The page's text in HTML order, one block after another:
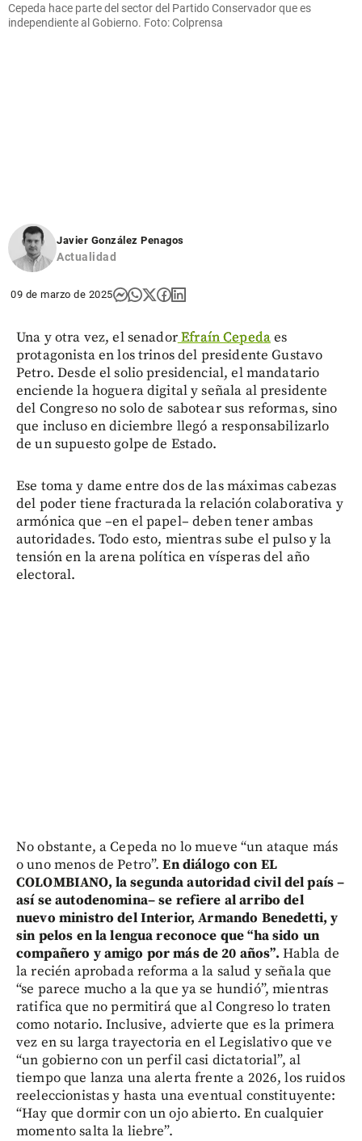
Cepeda hace parte del sector del Partido Conservador que es
independiente al Gobierno. Foto: Colprensa
Javier González Penagos
Actualidad
09 de marzo de 2025
Una y otra vez, el senadorEfraín Cepedaes
protagonista en los trinos del presidente Gustavo
Petro. Desde el solio presidencial, el mandatario
enciende la hoguera digital y señala al presidente
del Congreso no solo de sabotear sus reformas, sino
que incluso en diciembre llegó a responsabilizarlo
de un supuesto golpe de Estado.
Ese toma y dame entre dos de las máximas cabezas
del poder tiene fracturada la relación colaborativa y
armónica que –en el papel– deben tener ambas
autoridades. Todo esto, mientras sube el pulso y la
tensión en la arena política en vísperas del año
electoral.
No obstante, a Cepeda no lo mueve “un ataque más
o uno menos de Petro”.En diálogo con EL
COLOMBIANO, la segunda autoridad civil del país –
así se autodenomina– se refiere al arribo del
nuevo ministro del Interior, Armando Benedetti, y
sin pelos en la lengua reconoce que “ha sido un
compañero y amigo por más de 20 años”. Habla de
la recién aprobada reforma a la salud y señala que
“se parece mucho a la que ya se hundió”, mientras
ratifica que no permitirá que al Congreso lo traten
como notario. Inclusive, advierte que es la primera
vez en su larga trayectoria en el Legislativo que ve
“un gobierno con un perfil casi dictatorial”, al
tiempo que lanza una alerta frente a 2026, los ruidos
reeleccionistas y hasta una eventual constituyente:
“Hay que dormir con un ojo abierto. En cualquier
momento salta la liebre”.